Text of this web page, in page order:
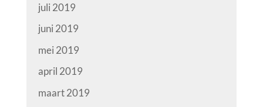
juli 2019
juni 2019
mei 2019
april 2019
maart 2019